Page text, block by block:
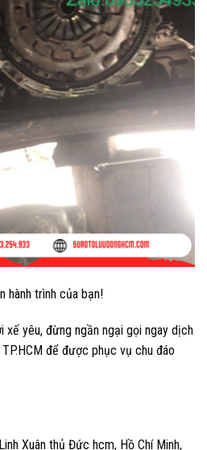
hành trình của bạn!
xế yêu, đừng ngần ngại gọi ngay dịch
để được phục vụ chu đáo
Xuân thủ Đức hcm, Hồ Chí Minh,